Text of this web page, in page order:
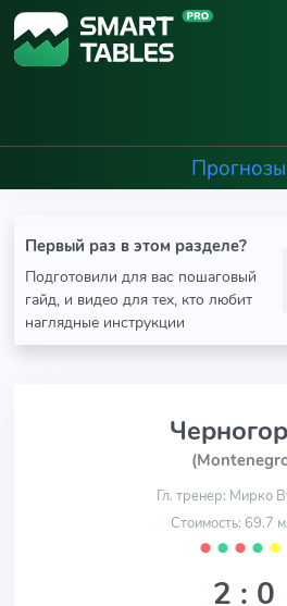
Прогнозы
Первый раз в этом разделе?
Подготовили для вас пошаговый
гайд, и видео для тех, кто любит
наглядные инструкции
Гл. тренер: Мирко
Стоимость: 69.7
⬤ ⬤ ⬤ ⬤ ⬤
2 : 0